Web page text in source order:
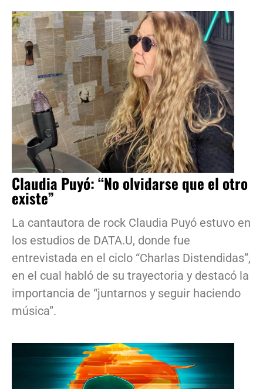
Claudia Puyó: “No olvidarse que el otro
existe”
La cantautora de rock Claudia Puyó estuvo en
los estudios de DATA.U, donde fue
entrevistada en el ciclo “Charlas Distendidas”,
en el cual habló de su trayectoria y destacó la
importancia de “juntarnos y seguir haciendo
música”.